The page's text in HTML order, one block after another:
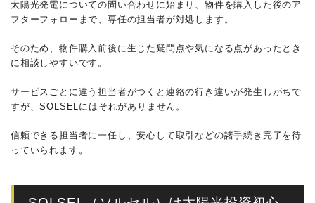
太陽光発電についての問い合わせに始まり、物件を購入した後のア
フターフォローまで、専任の担当者が対処します。
そのため、物件購入前後に生じた疑問点や気になる点があったとき
に相談しやすいです。
サービスごとに違う担当者がつくと連絡の行き違いが発生しがちで
すが、SOLSELにはそれがありません。
信頼できる担当者に一任し、安心して取引などの諸手続き完了を待
っていられます。